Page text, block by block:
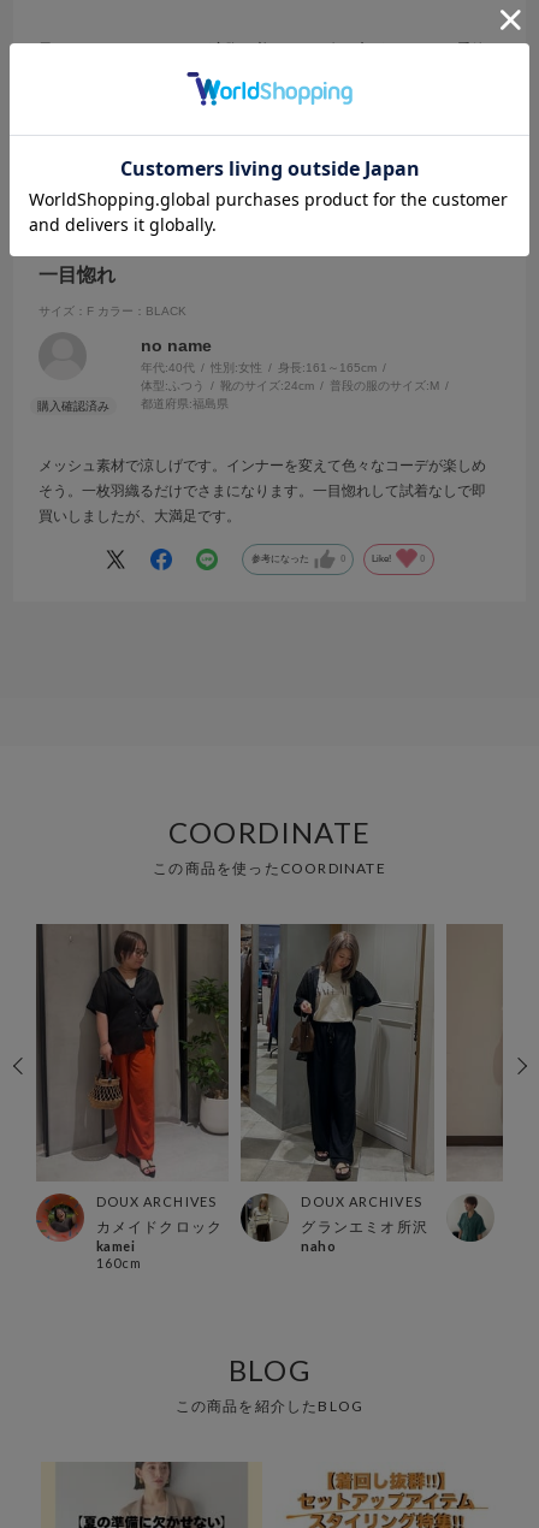
にはいいなぁと思いました。
一目惚れ
サイズ：F カラー：BLACK
no name
年代:40代 性別:女性 身長:161～165cm
体型: ふつう 靴のサイズ:24cm 普段の服のサイズ:M
都道府県:福島県
メッシュ素材で涼しげです。インナーを変えて色々なコーデが楽しめ
そう。一枚羽織るだけでさまになります。一目惚れして試着なしで即
買いしましたが、大満足です。
参考になった 0 Like! 0
COORDINATE
この商品を使ったCOORDINATE
DOUX ARCHIVES
カメイドクロック
kamei
160cm
DOUX ARCHIVES
グランエミオ所沢
naho
BLOG
この商品を紹介したBLOG